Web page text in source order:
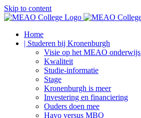
Skip to content
Home
| Studeren bij Kronenburgh
Visie op het MEAO onderwijs
Kwaliteit
Studie-informatie
Stage
Kronenburgh is meer
Investering en financiering
Ouders doen mee
Havo versus MBO